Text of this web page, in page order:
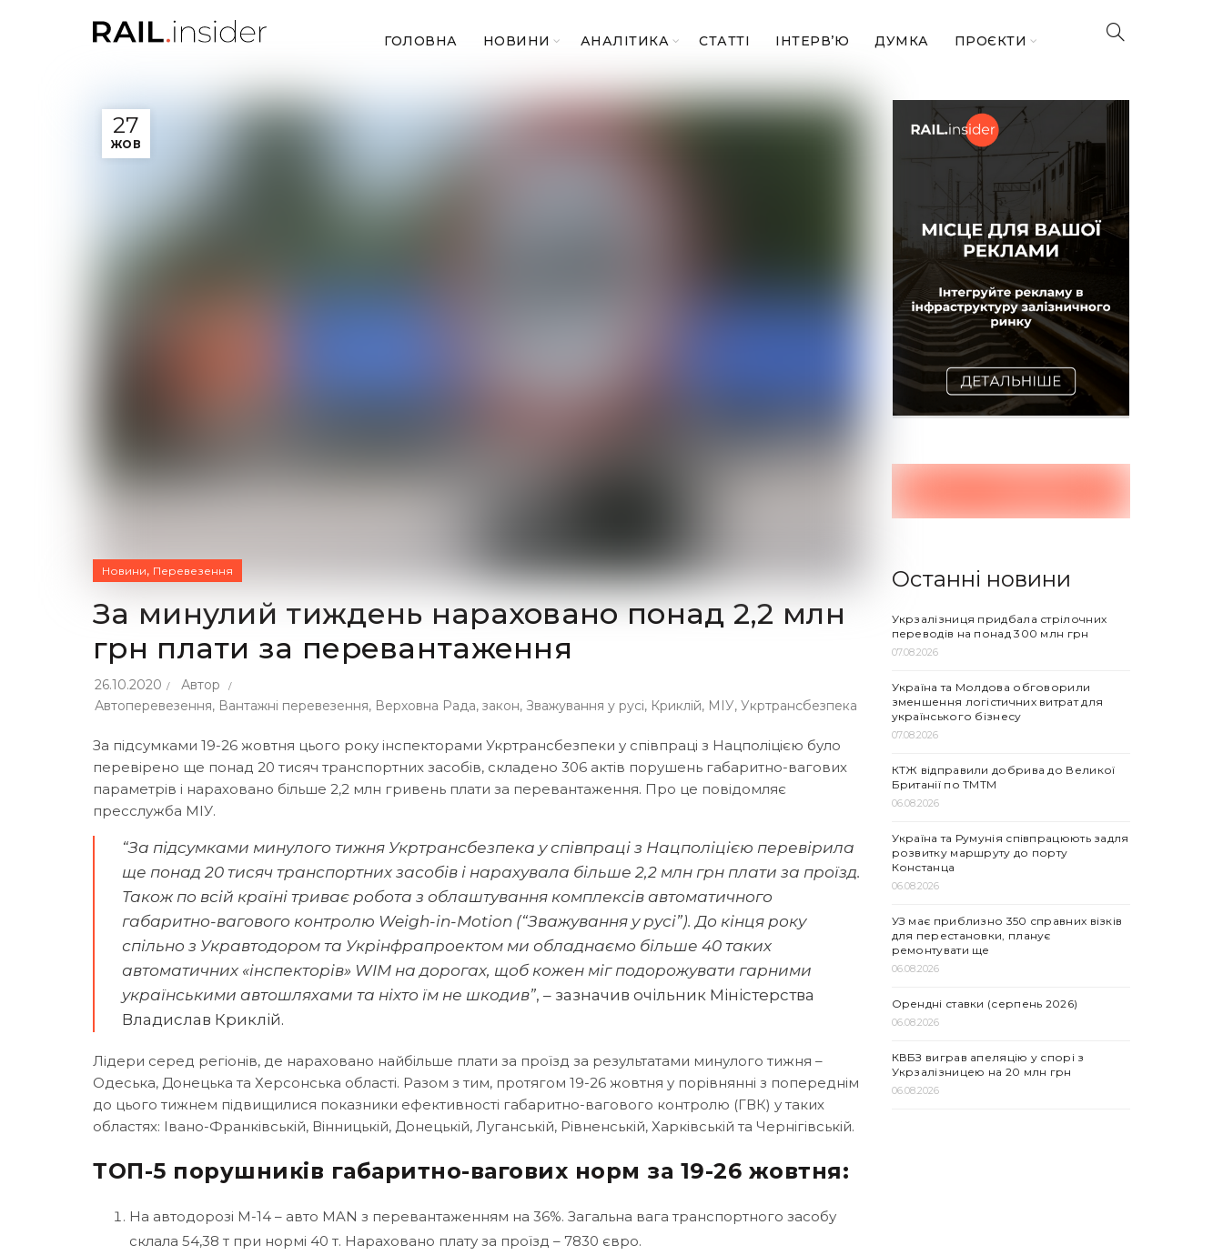
ГОЛОВНА НОВИНИ АНАЛІТИКА СТАТТІ ІНТЕРВ’Ю ДУМКА ПРОЄКТИ
27
ЖОВ
Новини, Перевезення
За минулий тиждень нараховано понад 2,2 млн
грн плати за перевантаження
26.10.2020
Автор
Автоперевезення, Вантажні перевезення, Верховна Рада, закон, Зважування у русі, Криклій, МІУ, Укртрансбезпека
За підсумками 19-26 жовтня цього року інспекторами Укртрансбезпеки у співпраці з Нацполіцією було
перевірено ще понад 20 тисяч транспортних засобів, складено 306 актів порушень габаритно-вагових
параметрів і нараховано більше 2,2 млн гривень плати за перевантаження. Про це повідомляє
пресслужба МІУ.
“За підсумками минулого тижня Укртрансбезпека у співпраці з Нацполіцією перевірила
ще понад 20 тисяч транспортних засобів і нарахувала більше 2,2 млн грн плати за проїзд.
Також по всій країні триває робота з облаштування комплексів автоматичного
габаритно-вагового контролю Weigh-in-Motion (“Зважування у русі”). До кінця року
спільно з Укравтодором та Укрінфрапроектом ми обладнаємо більше 40 таких
автоматичних «інспекторів» WIM на дорогах, щоб кожен міг подорожувати гарними
українськими автошляхами та ніхто їм не шкодив”, – зазначив очільник Міністерства
Владислав Криклій.
Лідери серед регіонів, де нараховано найбільше плати за проїзд за результатами минулого тижня –
Одеська, Донецька та Херсонська області. Разом з тим, протягом 19-26 жовтня у порівнянні з попереднім
до цього тижнем підвищилися показники ефективності габаритно-вагового контролю (ГВК) у таких
областях: Івано-Франківській, Вінницькій, Донецькій, Луганській, Рівненській, Харківській та Чернігівській.
ТОП-5 порушників габаритно-вагових норм за 19-26 жовтня:
На автодорозі М-14 – авто MAN з перевантаженням на 36%. Загальна вага транспортного засобу
склала 54,38 т при нормі 40 т. Нараховано плату за проїзд – 7830 євро.
Останні новини
Укрзалізниця придбала стрілочних
переводів на понад 300 млн грн
07.08.2026
Україна та Молдова обговорили
зменшення логістичних витрат для
українського бізнесу
07.08.2026
КТЖ відправили добрива до Великої
Британії по ТМТМ
06.08.2026
Україна та Румунія співпрацюють задля
розвитку маршруту до порту
Констанца
06.08.2026
УЗ має приблизно 350 справних візків
для перестановки, планує
ремонтувати ще
06.08.2026
Орендні ставки (серпень 2026)
06.08.2026
КВБЗ виграв апеляцію у спорі з
Укрзалізницею на 20 млн грн
06.08.2026